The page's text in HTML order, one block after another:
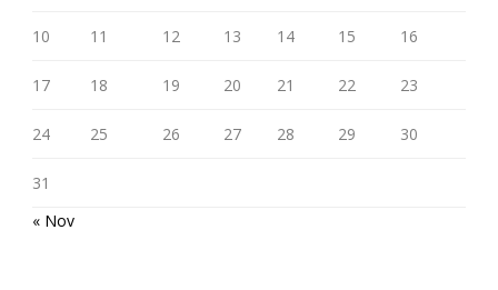
10 11 12 13 14 15 16
17 18 19 20 21 22 23
24 25 26 27 28 29 30
31
« Nov